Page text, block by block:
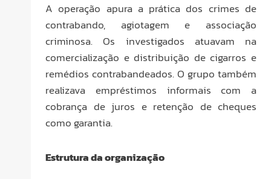
A operação apura a prática dos crimes de
contrabando, agiotagem e associação
criminosa. Os investigados atuavam na
comercialização e distribuição de cigarros e
remédios contrabandeados. O grupo também
realizava empréstimos informais com a
cobrança de juros e retenção de cheques
como garantia.
Estrutura da organização